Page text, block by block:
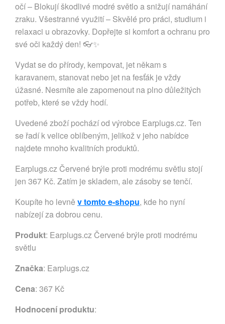
očí – Blokují škodlivé modré světlo a snižují namáhání
zraku. Všestranné využití – Skvělé pro práci, studium i
relaxaci u obrazovky. Dopřejte si komfort a ochranu pro
své oči každý den! 👓✨
Vydat se do přírody, kempovat, jet někam s
karavanem, stanovat nebo jet na fesťák je vždy
úžasné. Nesmíte ale zapomenout na plno důležitých
potřeb, které se vždy hodí.
Uvedené zboží pochází od výrobce Earplugs.cz. Ten
se řadí k velice oblíbeným, jelikož v jeho nabídce
najdete mnoho kvalitních produktů.
Earplugs.cz Červené brýle proti modrému světlu stojí
jen 367 Kč. Zatím je skladem, ale zásoby se tenčí.
Koupíte ho levně v tomto e-shopu, kde ho nyní
nabízejí za dobrou cenu.
Produkt: Earplugs.cz Červené brýle proti modrému
světlu
Značka: Earplugs.cz
Cena: 367 Kč
Hodnocení produktu: